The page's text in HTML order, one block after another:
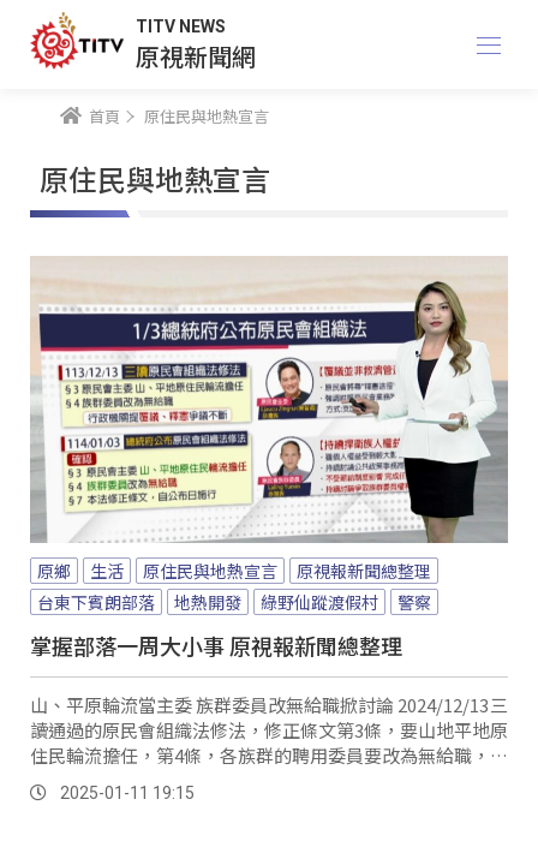
TITV NEWS
原視新聞網
首頁 原住民與地熱宣言
原住民與地熱宣言
原鄉 生活 原住民與地熱宣言
原視報新聞總整理
台東下賓朗部落
地熱開發 綠野仙蹤渡假村 警察
掌握部落一周大小事 原視報新聞總整理
山、平原輪流當主委 族群委員改無給職掀討論 2024/12/13三
讀通過的原民會組織法修法，修正條文第3條，要山地平地原
住民輪流擔任，第4條，各族群的聘用委員要改為無給職，行
政機關是否要提起覆議和釋憲的爭議也不斷，然而在1月3
日，總統府在公報上，公布三讀後的原民會組織法的修法，
2025-01-11 19:15